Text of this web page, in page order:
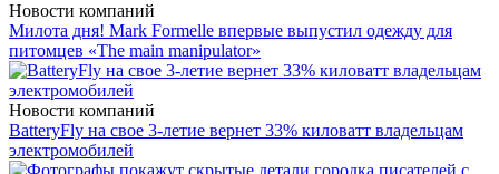
Новости компаний
Милота дня! Mark Formelle впервые выпустил одежду для
питомцев «The main manipulator»
Новости компаний
BatteryFly на свое 3-летие вернет 33% киловатт владельцам
электромобилей